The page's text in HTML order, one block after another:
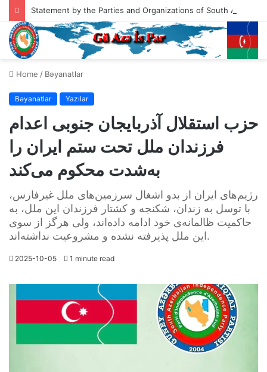
Home / Bəyanatlar
Bəyanatlar Yazılar
حزب استقلال آذربایجان جنوبی اعدام
فرزندان ملل تحت ستم ایران را
به‌شدت محکوم می‌کند
رژیم‌های ایران از بدو اشغال سرزمین‌های ملل غیرفارس،
با توسل به زندان، شکنجه و کشتار فرزندان این ملل، به
حاکمیت ظالمانه‌ی خود ادامه داده‌اند، ولی هرگز از سوی
این ملل پذیرفته نشده و مشروعیت نداشته‌اند.
2025-10-05 1 minute read